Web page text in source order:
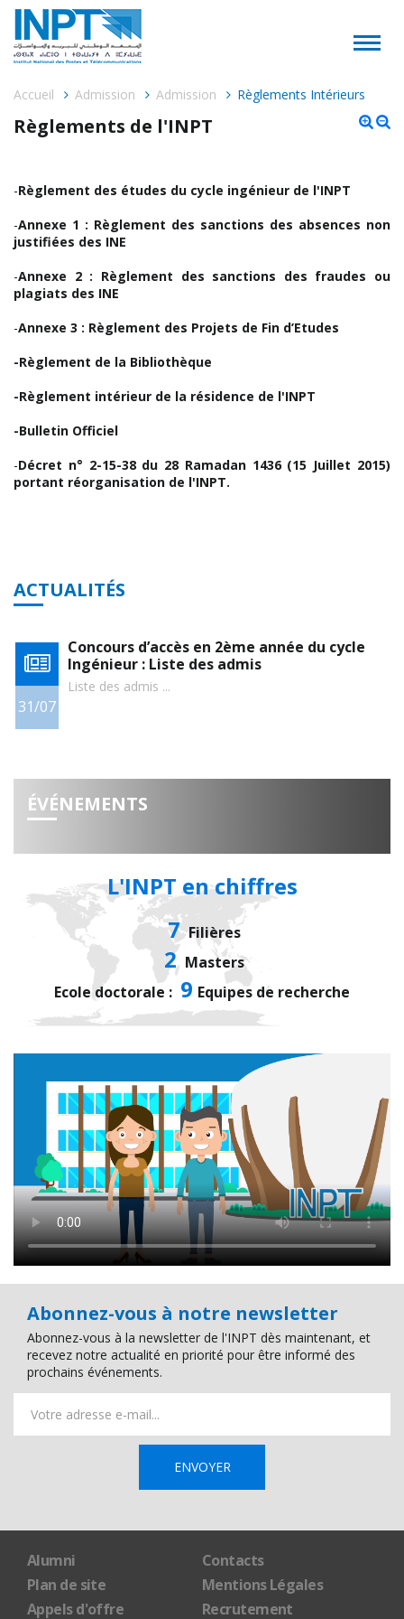
Accueil Admission Admission Règlements Intérieurs
Règlements de l'INPT
-Règlement des études du cycle ingénieur de l'INPT
-Annexe 1 : Règlement des sanctions des absences non
justifiées des INE
-Annexe 2 : Règlement des sanctions des fraudes ou
plagiats des INE
-Annexe 3 : Règlement des Projets de Fin d’Etudes
-Règlement de la Bibliothèque
-Règlement intérieur de la résidence de l'INPT
-Bulletin Officiel
-Décret n° 2-15-38 du 28 Ramadan 1436 (15 Juillet 2015)
portant réorganisation de l'INPT.
ACTUALITÉS
31/07
Concours d’accès en 2ème année du cycle
Ingénieur : Liste des admis
Liste des admis ...
ÉVÉNEMENTS
L'INPT en chiffres
7 Filières
2 Masters
Ecole doctorale : 9 Equipes de recherche
Abonnez-vous à notre newsletter
Abonnez-vous à la newsletter de l'INPT dès maintenant, et
recevez notre actualité en priorité pour être informé des
prochains événements.
Alumni
Contacts
Plan de site
Mentions Légales
Appels d'offre
Recrutement